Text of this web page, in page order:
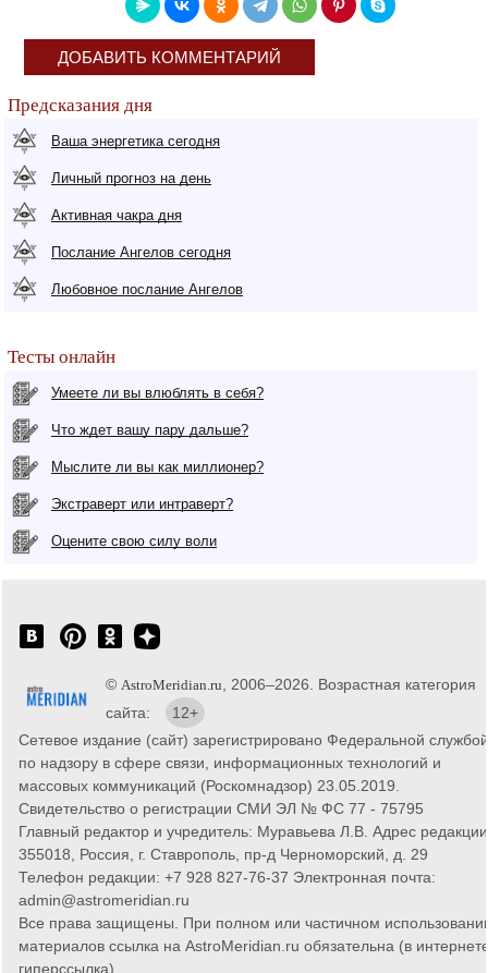
ДОБАВИТЬ КОММЕНТАРИЙ
Предсказания дня
Ваша энергетика сегодня
Личный прогноз на день
Активная чакра дня
Послание Ангелов сегодня
Любовное послание Ангелов
Тесты онлайн
Умеете ли вы влюблять в себя?
Что ждет вашу пару дальше?
Мыслите ли вы как миллионер?
Экстраверт или интраверт?
Оцените свою силу воли
© AstroMeridian.ru , 2006–2026. Возрастная категория
сайта:
12+
Сетевое издание (сайт) зарегистрировано Федеральной службой
по надзору в сфере связи, информационных технологий и
массовых коммуникаций (Роскомнадзор) 23.05.2019.
Свидетельство о регистрации СМИ ЭЛ № ФС 77 - 75795
Главный редактор и учредитель: Муравьева Л.В. Адрес
355018, Россия, г. Ставрополь, пр-д Черноморский, д. 29
Телефон редакции: +7 928 827-76-37 Электронная почта:
admin@astromeridian.ru
Все права защищены. При полном или частичном
материалов ссылка на AstroMeridian.ru обязательна (в
гиперссылка).